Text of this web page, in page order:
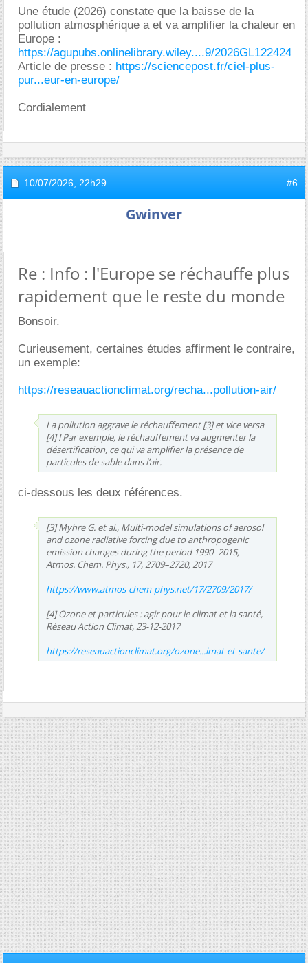
Une étude (2026) constate que la baisse de la
pollution atmosphérique a et va amplifier la chaleur en
Europe :
https://agupubs.onlinelibrary.wiley....9/2026GL122424
Article de presse : https://sciencepost.fr/ciel-plus-
pur...eur-en-europe/
Cordialement
10/07/2026, 22h29 #6
Gwinver
Re : Info : l'Europe se réchauffe plus
rapidement que le reste du monde
Bonsoir.
Curieusement, certaines études affirment le contraire,
un exemple:
https://reseauactionclimat.org/recha...pollution-air/
La pollution aggrave le réchauffement [3] et vice versa
[4] ! Par exemple, le réchauffement va augmenter la
désertification, ce qui va amplifier la présence de
particules de sable dans l’air.
ci-dessous les deux références.
[3] Myhre G. et al., Multi-model simulations of aerosol
and ozone radiative forcing due to anthropogenic
emission changes during the period 1990–2015,
Atmos. Chem. Phys., 17, 2709–2720, 2017
https://www.atmos-chem-phys.net/17/2709/2017/
[4] Ozone et particules : agir pour le climat et la santé,
Réseau Action Climat, 23-12-2017
https://reseauactionclimat.org/ozone...imat-et-sante/